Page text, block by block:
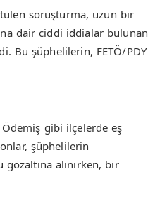
soruşturma, uzun bir
dair ciddi iddialar bulunan
Bu şüphelilerin, FETÖ/PDY
gibi ilçelerde eş
şüphelilerin
alınırken, bir